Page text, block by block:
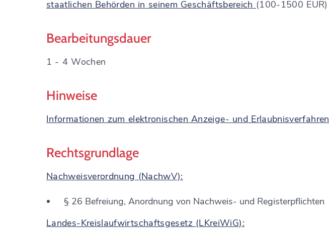
staatlichen Behörden in seinem Geschäftsbereich (100-1500 EUR)
Bearbeitungsdauer
1 - 4 Wochen
Hinweise
Informationen zum elektronischen Anzeige- und Erlaubnisverfahren
Rechtsgrundlage
Nachweisverordnung (NachwV):
§ 26 Befreiung, Anordnung von Nachweis- und Registerpflichten
Landes-Kreislaufwirtschaftsgesetz (LKreiWiG):